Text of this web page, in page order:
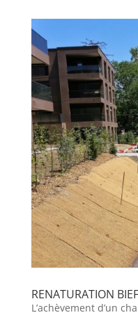
RENATURATION BIEF
L’achèvement d’un